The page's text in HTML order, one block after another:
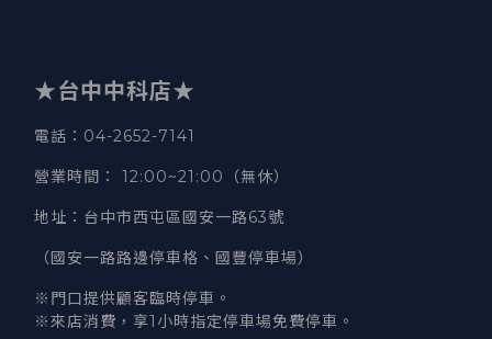
★台中中科店★
電話 ：04-2652-7141
營業時間 ： 12:00~21:00（無休）
地址 ：台中市西屯區國安一路63號
（國安一路路邊停車格、國豐停車場）
※門口提供顧客臨時停車。
※來店消費，享1小時指定停車場免費停車。